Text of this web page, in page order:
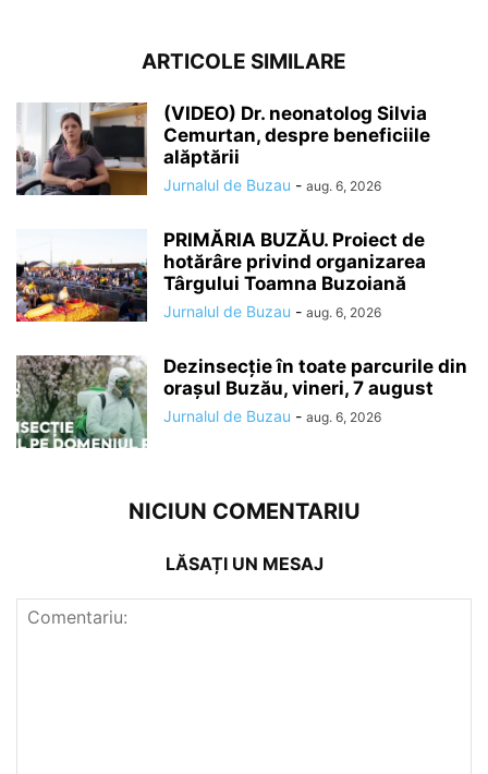
ARTICOLE SIMILARE
(VIDEO) Dr. neonatolog Silvia
Cemurtan, despre beneficiile
alăptării
Jurnalul de Buzau - aug. 6, 2026
PRIMĂRIA BUZĂU. Proiect de
hotărâre privind organizarea
Târgului Toamna Buzoiană
Jurnalul de Buzau - aug. 6, 2026
Dezinsecție în toate parcurile din
orașul Buzău, vineri, 7 august
Jurnalul de Buzau - aug. 6, 2026
NICIUN COMENTARIU
LĂSAȚI UN MESAJ